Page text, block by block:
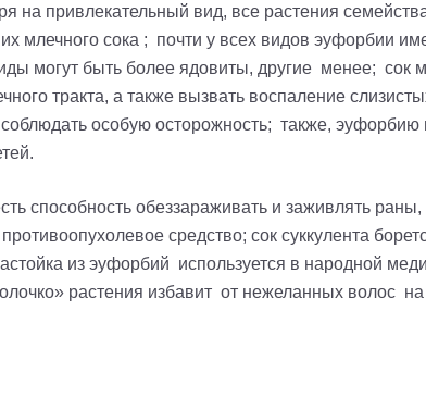
на привлекательный вид, все растения
млечного сока ; почти у всех видов эуфорбии
могут быть более ядовиты, другие менее; сок
тракта, а также вызвать воспаление
особую осторожность; также, эуфорбию
способность обеззараживать и заживлять
средство; сок суккулента
из эуфорбий используется в народной
растения избавит от нежеланных волос на